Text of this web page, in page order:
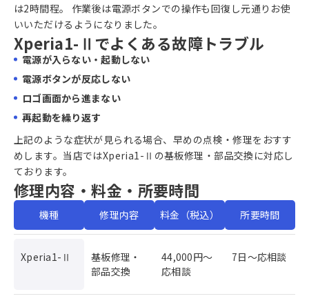
は2時間程。 作業後は電源ボタンでの操作も回復し元通りお使
いいただけるようになりました。
Xperia1-Ⅱでよくある故障トラブル
電源が入らない・起動しない
電源ボタンが反応しない
ロゴ画面から進まない
再起動を繰り返す
上記のような症状が見られる場合、早めの点検・修理をおすす
めします。当店ではXperia1-Ⅱの基板修理・部品交換に対応し
ております。
修理内容・料金・所要時間
機種 修理内容 料金（税込） 所要時間
Xperia1-Ⅱ
基板修理・
部品交換
44,000円〜
応相談
7日〜応相談